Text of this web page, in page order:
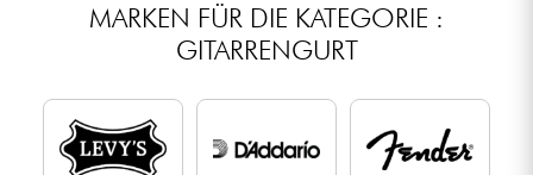
MARKEN FÜR DIE KATEGORIE :
GITARRENGURT